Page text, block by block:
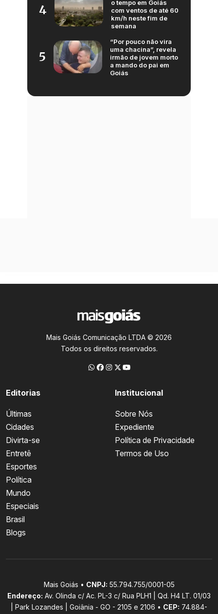
4
o tempo em Goiás
com ventos de até 60
km/h neste fim de
semana
5
“Por pouco não vira
uma chacina”, revela
irmão de jovem morto
a mando do pai em
Goiás
Mais Goiás Comunicação LTDA © 2026
Todos os direitos reservados.
Editorias
Últimas
Cidades
Divirta-se
Entretê
Esportes
Política
Mundo
Especiais
Brasil
Blogs
Institucional
Sobre Nós
Expediente
Política de Privacidade
Termos de Uso
Mais Goiás • CNPJ: 55.794.755/0001-05
Endereço: Av. Olinda c/ Ac. PL-3 c/ Rua PLH1 | Qd. H4 LT. 01/03
| Park Lozandes | Goiânia - GO - 2105 e 2106 • CEP: 74.884-